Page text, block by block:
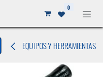
0
EQUIPOS Y HERRAMIENTAS